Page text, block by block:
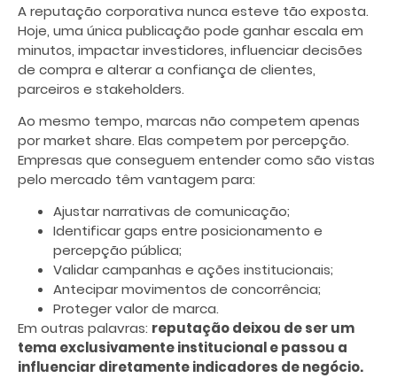
A reputação corporativa nunca esteve tão exposta.
Hoje, uma única publicação pode ganhar escala em
minutos, impactar investidores, influenciar decisões
de compra e alterar a confiança de clientes,
parceiros e stakeholders.
Ao mesmo tempo, marcas não competem apenas
por market share. Elas competem por percepção.
Empresas que conseguem entender como são vistas
pelo mercado têm vantagem para:
Ajustar narrativas de comunicação;
Identificar gaps entre posicionamento e
percepção pública;
Validar campanhas e ações institucionais;
Antecipar movimentos de concorrência;
Proteger valor de marca.
Em outras palavras: reputação deixou de ser um
tema exclusivamente institucional e passou a
influenciar diretamente indicadores de negócio.